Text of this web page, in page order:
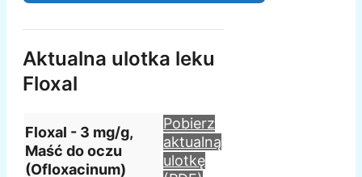
Aktualna ulotka leku
Floxal
Floxal - 3 mg/g,
Maść do oczu
(Ofloxacinum)
Pobierz
aktualną
ulotkę